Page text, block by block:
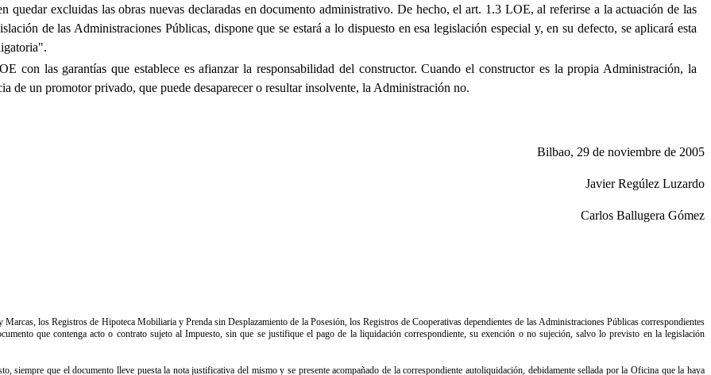
quedar excluidas las obras nuevas declaradas en documento administrativo. De hecho, el art. 1.3 LOE, al referirse a la actuación de las
de las Administraciones Públicas, dispone que se estará a lo dispuesto en esa legislación especial y, en su defecto, se aplicará esta
con las garantías que establece es afianzar la responsabilidad del constructor. Cuando el constructor es la propia Administración, la
de un promotor privado, que puede desaparecer o resultar insolvente, la Administración no.
Bilbao, 29 de noviembre de 2005
Javier Regúlez Luzardo
Carlos Ballugera Gómez
los Registros de Hipoteca Mobiliaria y Prenda sin Desplazamiento de la Posesión, los Registros de Cooperativas dependientes de las Administraciones Públicas correspondientes
que contenga acto o contrato sujeto al Impuesto, sin que se justifique el pago de la liquidación correspondiente, su exención o no sujeción, salvo lo previsto en la legislación
siempre que el documento lleve puesta la nota justificativa del mismo y se presente acompañado de la correspondiente autoliquidación, debidamente sellada por la Oficina que la haya